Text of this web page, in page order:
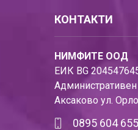
КОНТАКТИ
НИМФИТЕ ООД
ЕИК BG
Административен
Аксаково ул.
0895 604 655